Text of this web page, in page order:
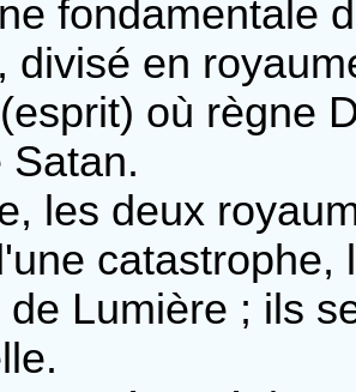
fondamentale
divisé en
où règne
Satan.
les deux
de Lumière ; ils